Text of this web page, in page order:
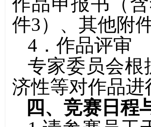
件3）、其他附
4 ．作品评审
专家委员会根
济性等对作品
四、 竞赛日程